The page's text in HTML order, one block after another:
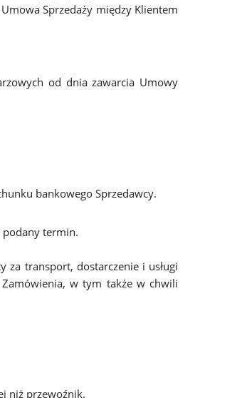
Sprzedaży między Klientem
od dnia zawarcia Umowy
bankowego Sprzedawcy.
termin.
za transport, dostarczenie i usługi
Zamówienia, w tym także w chwili
niż przewoźnik.